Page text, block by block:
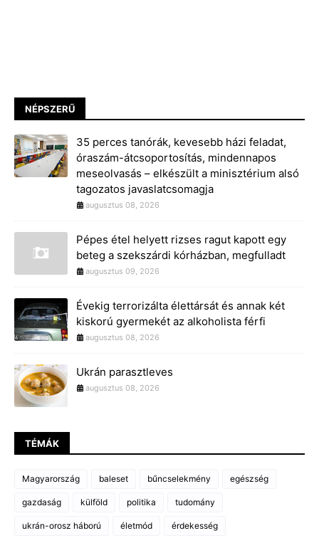
NÉPSZERŰ
35 perces tanórák, kevesebb házi feladat,
óraszám-átcsoportosítás, mindennapos
meseolvasás – elkészült a minisztérium alsó
tagozatos javaslatcsomagja
augusztus 08, 2026
Pépes étel helyett rizses ragut kapott egy
beteg a szekszárdi kórházban, megfulladt
augusztus 09, 2026
Évekig terrorizálta élettársát és annak két
kiskorú gyermekét az alkoholista férfi
augusztus 08, 2026
Ukrán parasztleves
augusztus 08, 2026
TÉMÁK
Magyarország baleset bűncselekmény egészség
gazdaság külföld politika tudomány
ukrán-orosz háború életmód érdekesség